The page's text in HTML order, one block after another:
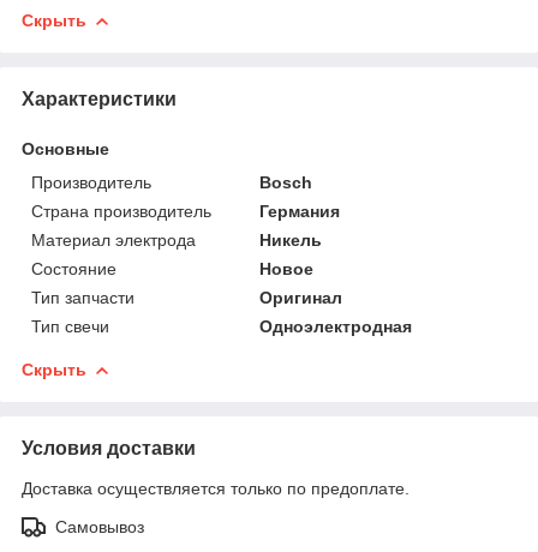
Скрыть
Характеристики
Основные
Производитель
Bosch
Страна производитель
Германия
Материал электрода
Никель
Состояние
Новое
Тип запчасти
Оригинал
Тип свечи
Одноэлектродная
Скрыть
Условия доставки
Доставка осуществляется только по предоплате.
Самовывоз